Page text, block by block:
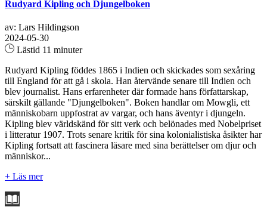
Rudyard Kipling och Djungelboken
av: Lars Hildingson
2024-05-30
Lästid 11 minuter
Rudyard Kipling föddes 1865 i Indien och skickades som sexåring
till England för att gå i skola. Han återvände senare till Indien och
blev journalist. Hans erfarenheter där formade hans författarskap,
särskilt gällande "Djungelboken". Boken handlar om Mowgli, ett
människobarn uppfostrat av vargar, och hans äventyr i djungeln.
Kipling blev världskänd för sitt verk och belönades med Nobelpriset
i litteratur 1907. Trots senare kritik för sina kolonialistiska åsikter har
Kipling fortsatt att fascinera läsare med sina berättelser om djur och
människor...
+ Läs mer